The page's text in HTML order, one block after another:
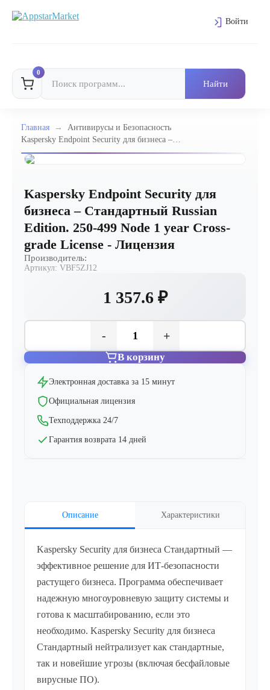
Войти
0
Главная →
Антивирусы и Безопасность
Kaspersky Endpoint Security для бизнеса –
year Cross-grade License - Лицензия
Kaspersky Endpoint Security для
бизнеса – Стандартный Russian
Edition. 250-499 Node 1 year Cross-
grade License - Лицензия
Производитель:
Артикул: VBF5ZJ12
1 357.6 ₽
- +
В корзину
Электронная доставка за 15 минут
Официальная лицензия
Техподдержка 24/7
Гарантия возврата 14 дней
Описание Характеристики
Kaspersky Security для бизнеса Cтандартный —
эффективное решение для ИТ-безопасности
растущего бизнеса. Программа обеспечивает
надежную многоуровневую защиту системы и
готова к масштабированию, если это
необходимо. Kaspersky Security для бизнеса
Cтандартный нейтрализует как стандартные,
так и новейшие угрозы (включая бесфайловые
вирусные ПО).